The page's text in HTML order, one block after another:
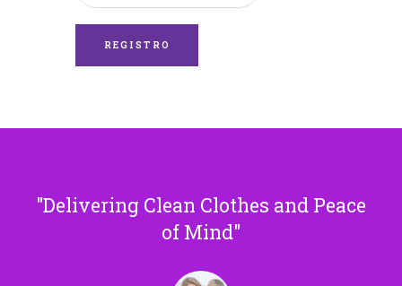
Delivering Clean Clothes and Peace
of Mind